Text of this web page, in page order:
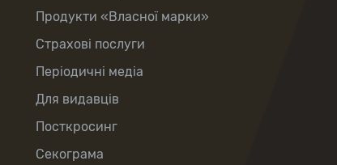
Продукти «Власної марки»
Страхові послуги
Періодичні медіа
Для видавців
Посткросинг
Секограма